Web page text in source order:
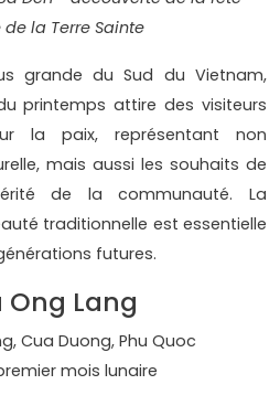
la Terre Sainte
grande du Sud du Vietnam,
printemps attire des visiteurs
la paix, représentant non
mais aussi les souhaits de
de la communauté. La
traditionnelle est essentielle
futures.
Ong Lang
Cua Duong, Phu Quoc
mois lunaire